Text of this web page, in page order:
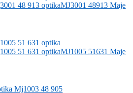
MJ3001 48913 Maje
MJ1005 51631 Maje